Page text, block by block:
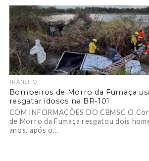
TRÂNSITO
Bombeiros de Morro da Fumaça
resgatar idosos na BR-101
COM INFORMAÇÕES DO CBMSC O
de Morro da Fumaça resgatou dois
anos, após o...